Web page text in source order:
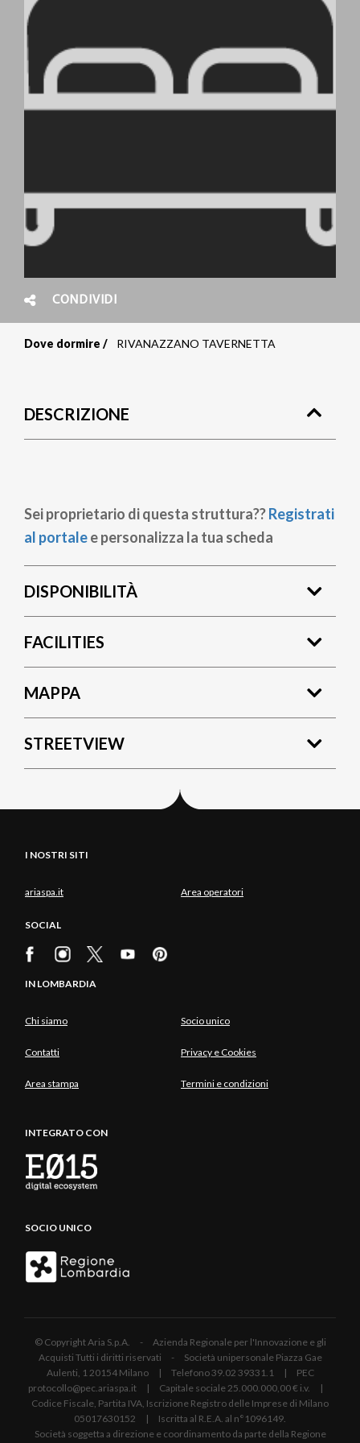
CONDIVIDI
pane
Dove dormire RIVANAZZANO TAVERNETTA
DESCRIZIONE
Sei proprietario di questa struttura??Registrati
al portalee personalizza la tua scheda
DISPONIBILITÀ
FACILITIES
MAPPA
STREETVIEW
I NOSTRI SITI
ariaspa.it Area operatori
SOCIAL
IN LOMBARDIA
Chi siamo Socio unico
Contatti Privacy e Cookies
Area stampa Termini e condizioni
INTEGRATO CON
SOCIO UNICO
© Copyright Aria S.p.A. - Azienda Regionale per l'Innovazione e gli
Acquisti Tutti i diritti riservati - Società unipersonale Piazza Gae
Aulenti, 1 20154 Milano | Telefono 39.02 39331.1 | PEC
protocollo@pec.ariaspa.it | Capitale sociale 25.000.000,00 € i.v. |
Codice Fiscale, Partita IVA, Iscrizione Registro delle Imprese di Milano
05017630152 | Iscritta al R.E.A. al n°1096149.
Società soggetta a direzione e coordinamento da parte della Regione